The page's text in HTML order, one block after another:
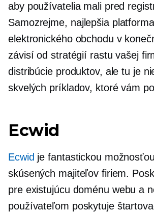
aby používatelia mali pred
Samozrejme, najlepšia platforma
elektronického obchodu v
závisí od stratégií rastu vašej
distribúcie produktov, ale tu je
skvelých príkladov, ktoré vám
Ecwid
Ecwid je fantastickou
skúsených majiteľov firiem.
pre existujúcu doménu webu a
používateľom poskytuje